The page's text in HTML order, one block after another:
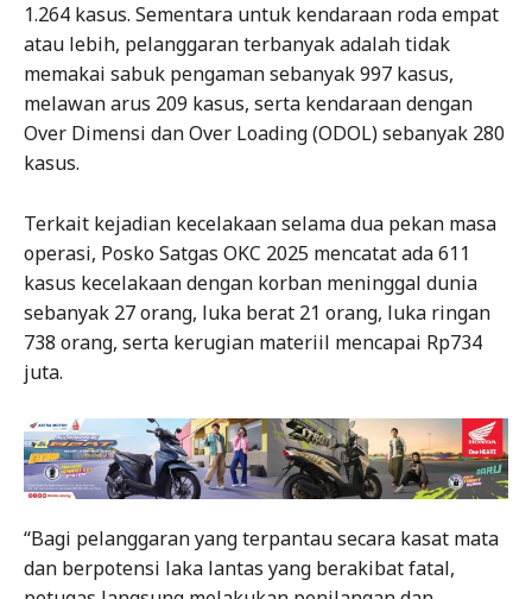
1.264 kasus. Sementara untuk kendaraan roda empat
atau lebih, pelanggaran terbanyak adalah tidak
memakai sabuk pengaman sebanyak 997 kasus,
melawan arus 209 kasus, serta kendaraan dengan
Over Dimensi dan Over Loading (ODOL) sebanyak 280
kasus.
Terkait kejadian kecelakaan selama dua pekan masa
operasi, Posko Satgas OKC 2025 mencatat ada 611
kasus kecelakaan dengan korban meninggal dunia
sebanyak 27 orang, luka berat 21 orang, luka ringan
738 orang, serta kerugian materiil mencapai Rp734
juta.
“Bagi pelanggaran yang terpantau secara kasat mata
dan berpotensi laka lantas yang berakibat fatal,